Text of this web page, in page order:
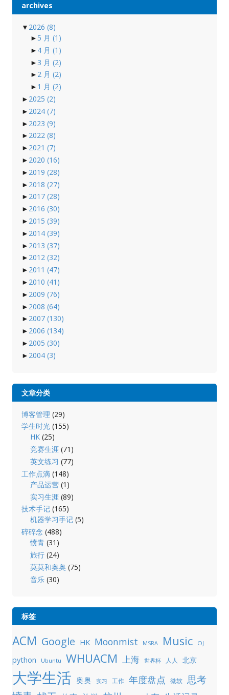
archives
▼ 2026 (8)
► 5 月 (1)
► 4 月 (1)
► 3 月 (2)
► 2 月 (2)
► 1 月 (2)
► 2025 (2)
► 2024 (7)
► 2023 (9)
► 2022 (8)
► 2021 (7)
► 2020 (16)
► 2019 (28)
► 2018 (27)
► 2017 (28)
► 2016 (30)
► 2015 (39)
► 2014 (39)
► 2013 (37)
► 2012 (32)
► 2011 (47)
► 2010 (41)
► 2009 (76)
► 2008 (64)
► 2007 (130)
► 2006 (134)
► 2005 (30)
► 2004 (3)
文章分类
博客管理 (29)
学生时光(155)
HK (25)
竞赛生涯 (71)
英文练习 (77)
工作点滴(148)
产品运营 (1)
实习生涯 (89)
技术手记(165)
机器学习手记 (5)
碎碎念 (488)
愤青 (31)
旅行 (24)
莫莫和奥奥 (75)
音乐 (30)
标签
ACM Google HK Moonmist MSRA Music OJ
python Ubuntu WHUACM 上海 世界杯 人人 北京
大学生活 奥奥 实习 工作 年度盘点 微软 思考